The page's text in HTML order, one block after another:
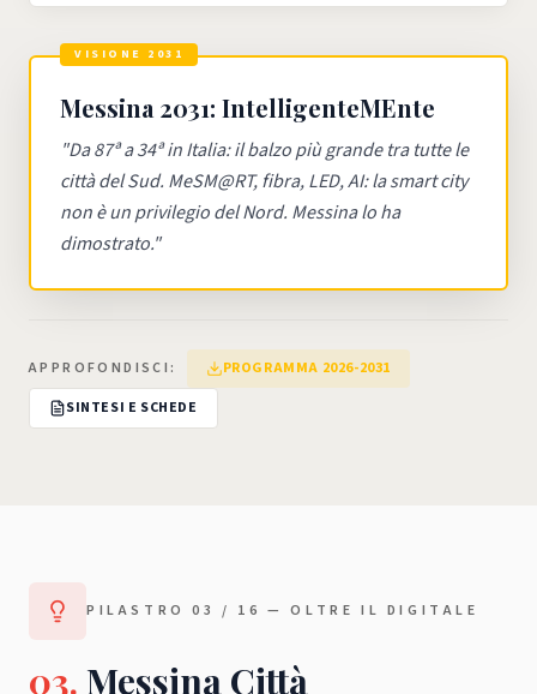
VISIONE 2031
Messina 2031: IntelligenteMEnte
"Da 87ª a 34ª in Italia: il balzo più grande tra tutte le
città del Sud. MeSM@RT, fibra, LED, AI: la smart city
non è un privilegio del Nord. Messina lo ha
dimostrato."
APPROFONDISCI:
PROGRAMMA 2026-2031
SINTESI E SCHEDE
PILASTRO03 / 16 —OLTRE IL DIGITALE
03. Messina Città